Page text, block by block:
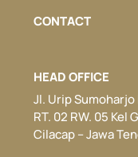
CONTACT
HEAD OFFICE
Jl. Urip Sumoharjo
RT. 02 RW. 05 Kel
Cilacap – Jawa